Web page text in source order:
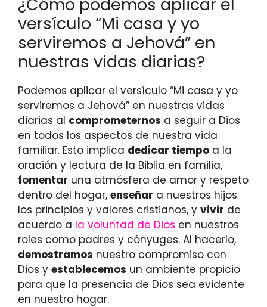
¿Cómo podemos aplicar el
versículo “Mi casa y yo
serviremos a Jehová” en
nuestras vidas diarias?
Podemos aplicar el versículo “Mi casa y yo
serviremos a Jehová” en nuestras vidas
diarias al comprometernos a seguir a Dios
en todos los aspectos de nuestra vida
familiar. Esto implica dedicar tiempo a la
oración y lectura de la Biblia en familia,
fomentar una atmósfera de amor y respeto
dentro del hogar, enseñar a nuestros hijos
los principios y valores cristianos, y vivir de
acuerdo a la voluntad de Dios en nuestros
roles como padres y cónyuges. Al hacerlo,
demostramos nuestro compromiso con
Dios y establecemos un ambiente propicio
para que la presencia de Dios sea evidente
en nuestro hogar.